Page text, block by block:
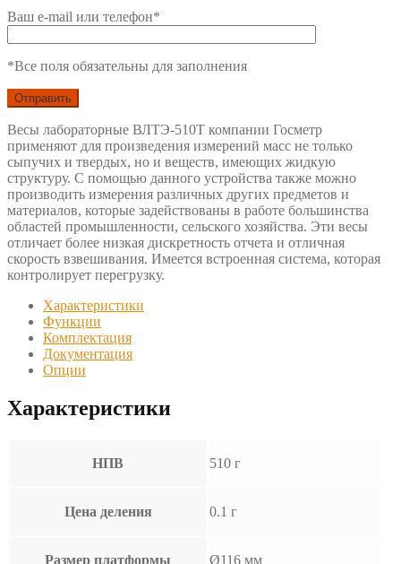
Ваш e-mail или телефон*
*Все поля обязательны для заполнения
Весы лабораторные ВЛТЭ-510Т компании Госметр
применяют для произведения измерений масс не только
сыпучих и твердых, но и веществ, имеющих жидкую
структуру. С помощью данного устройства также можно
производить измерения различных других предметов и
материалов, которые задействованы в работе большинства
областей промышленности, сельского хозяйства. Эти весы
отличает более низкая дискретность отчета и отличная
скорость взвешивания. Имеется встроенная система, которая
контролирует перегрузку.
Характеристики
Функции
Комплектация
Документация
Опции
Характеристики
НПВ 510 г
Цена деления 0.1 г
Размер платформы Ø116 мм